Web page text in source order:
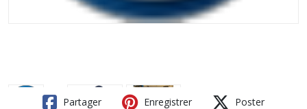
Partager Enregistrer Poster